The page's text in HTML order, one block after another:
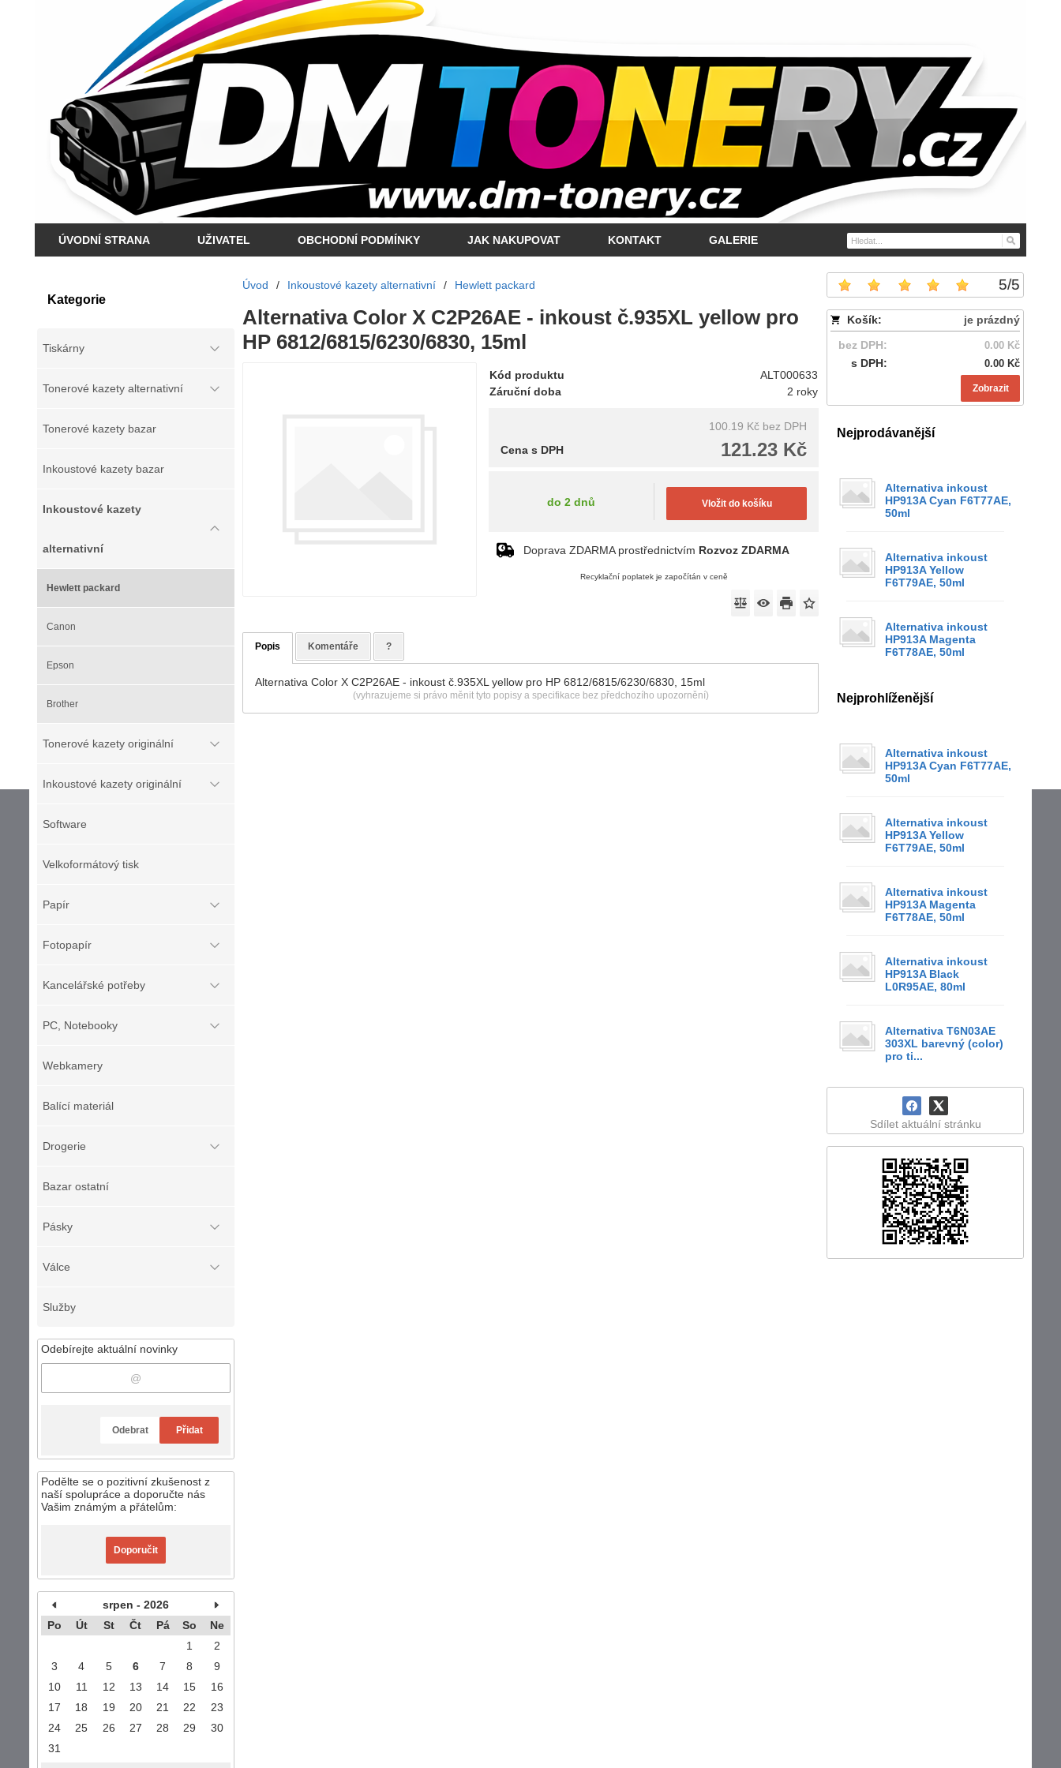
ÚVODNÍ STRANA UŽIVATEL OBCHODNÍ PODMÍNKY JAK NAKUPOVAT KONTAKT GALERIE
Kategorie
Tiskárny
Tonerové kazety alternativní
Tonerové kazety bazar
Inkoustové kazety bazar
Inkoustové kazety
alternativní
Hewlett packard
Canon
Epson
Brother
Tonerové kazety originální
Inkoustové kazety originální
Software
Velkoformátový tisk
Papír
Fotopapír
Kancelářské potřeby
PC, Notebooky
Webkamery
Balící materiál
Drogerie
Bazar ostatní
Pásky
Válce
Služby
Odebírejte aktuální novinky
Odebrat Přidat
Podělte se o pozitivní zkušenost z
naší spolupráce a doporučte nás
Vašim známým a přátelům:
Doporučit
srpen - 2026
Po
Út St Čt Pá So
Ne
1
2
3
4 5 6 7 8
9
10
11 12 13 14 15
16
17
18 19 20 21 22
23
24
25 26 27 28 29
30
31
5/5
Košík:
je prázdný
bez DPH:
0.00 Kč
s DPH: 0.00 Kč
Zobrazit
Nejprodávanější
Alternativa inkoust
HP913A Cyan F6T77AE,
50ml
Alternativa inkoust
HP913A Yellow
F6T79AE, 50ml
Alternativa inkoust
HP913A Magenta
F6T78AE, 50ml
Nejprohlíženější
Alternativa inkoust
HP913A Cyan F6T77AE,
50ml
Alternativa inkoust
HP913A Yellow
F6T79AE, 50ml
Alternativa inkoust
HP913A Magenta
F6T78AE, 50ml
Alternativa inkoust
HP913A Black
L0R95AE, 80ml
Alternativa T6N03AE
303XL barevný (color)
pro ti...
Sdílet aktuální stránku
Úvod / Inkoustové kazety alternativní / Hewlett packard
Alternativa Color X C2P26AE - inkoust č.935XL yellow pro
HP 6812/6815/6230/6830, 15ml
Kód produktu
ALT000633
Záruční doba
2 roky
100.19 Kč bez DPH
121.23 Kč
Cena s DPH
do 2 dnů Vložit do košíku
Doprava ZDARMA prostřednictvím Rozvoz ZDARMA
Recyklační poplatek je započítán v ceně
Popis Komentáře ?
Alternativa Color X C2P26AE - inkoust č.935XL yellow pro HP 6812/6815/6230/6830, 15ml
(vyhrazujeme si právo měnit tyto popisy a specifikace bez předchozího upozornění)